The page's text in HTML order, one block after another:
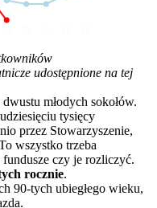
udostępnione na tej
młodych sokołów.
tysięcy
przez Stowarzyszenie,
wszystko trzeba
czy je rozliczyć.
rocznie.
90-tych ubiegłego wieku,